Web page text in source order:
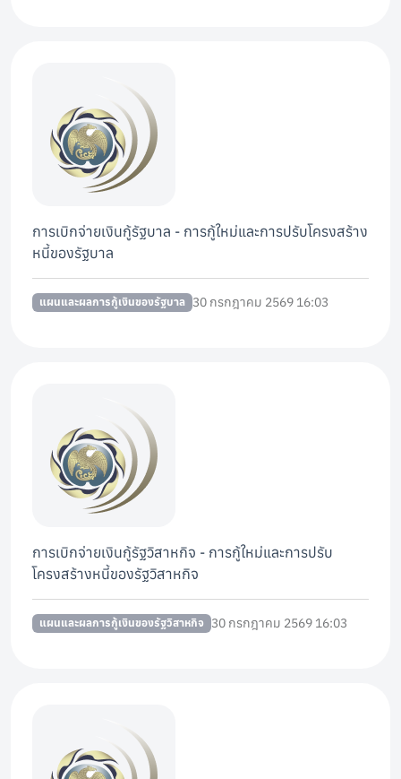
การเบิกจ่ายเงินกู้รัฐบาล - การกู้ใหม่และการปรับโครงสร้าง
หนี้ของรัฐบาล
แผนและผลการกู้เงินของรัฐบาล 30 กรกฎาคม 2569 16:03
การเบิกจ่ายเงินกู้รัฐวิสาหกิจ - การกู้ใหม่และการปรับ
โครงสร้างหนี้ของรัฐวิสาหกิจ
แผนและผลการกู้เงินของรัฐวิสาหกิจ 30 กรกฎาคม 2569 16:03